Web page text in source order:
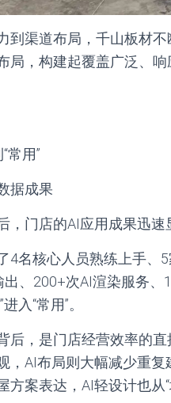
到渠道布局，千山板材
局，构建起覆盖广泛、
常用”
据成果
，门店的AI应用成果迅速
4名核心人员熟练上手、
出、200+次AI渲染服务
入“常用”。
后，是门店经营效率的
，AI布局则大幅减少重
方案表达，AI轻设计也从“